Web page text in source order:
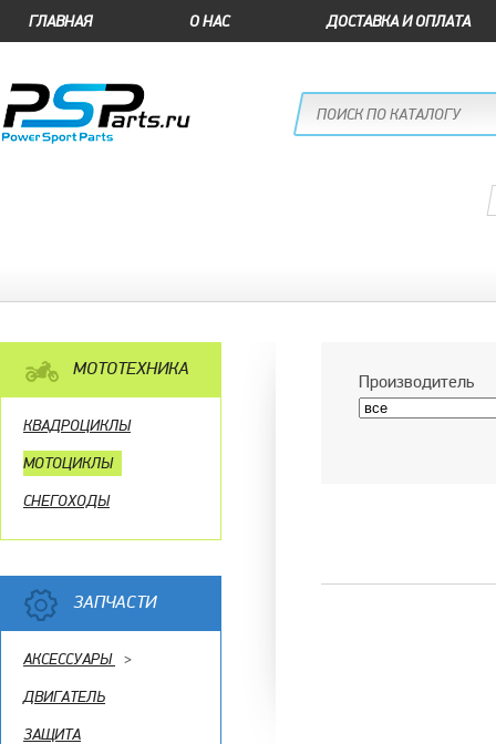
ГЛАВНАЯ О НАС ДОСТАВКА И ОПЛАТА
МОТОТЕХНИКА
КВАДРОЦИКЛЫ
МОТОЦИКЛЫ
СНЕГОХОДЫ
ЗАПЧАСТИ
АКСЕССУАРЫ >
ДВИГАТЕЛЬ
ЗАЩИТА
Производитель